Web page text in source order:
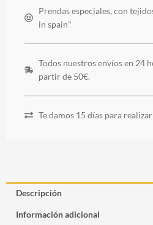
Prendas especiales, con
in spain"
Todos nuestros envíos en 24
partir de 50€.
Te damos 15 días para
Descripción
Información adicional